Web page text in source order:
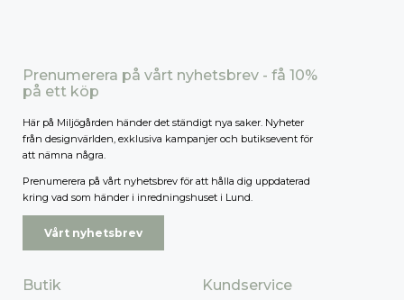
Prenumerera på vårt nyhetsbrev - få 10%
på ett köp
Här på Miljögården händer det ständigt nya saker. Nyheter
från designvärlden, exklusiva kampanjer och butiksevent för
att nämna några.
Prenumerera på vårt nyhetsbrev för att hålla dig uppdaterad
kring vad som händer i inredningshuset i Lund.
Vårt nyhetsbrev
Butik Kundservice